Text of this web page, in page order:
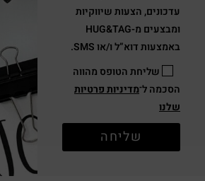
עדכונים, הצעות שיווקיות
ומבצעים מ-HUG&TAG
באמצעות דוא”ל ו/או SMS.
שליחת הטופס מהווה
הסכמה ל־מדיניות פרטיות
שלנו
שליחה